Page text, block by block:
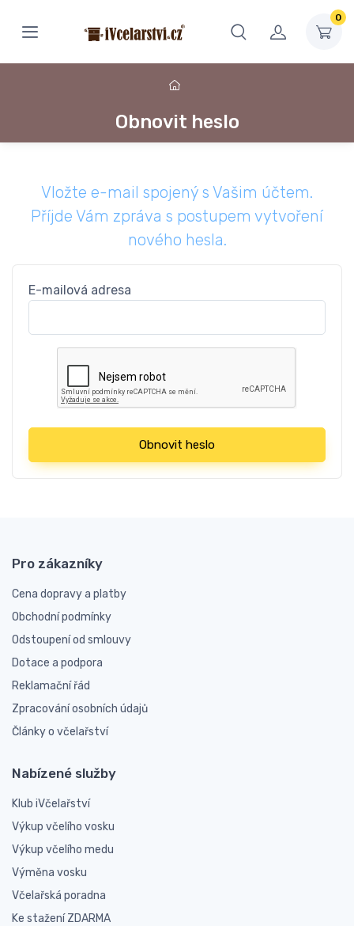
0
Obnovit heslo
Vložte e-mail spojený s Vašim účtem.
Příjde Vám zpráva s postupem vytvoření
nového hesla.
E-mailová adresa
Obnovit heslo
Pro zákazníky
Cena dopravy a platby
Obchodní podmínky
Odstoupení od smlouvy
Dotace a podpora
Reklamační řád
Zpracování osobních údajů
Články o včelařství
Nabízené služby
Klub iVčelařství
Výkup včelího vosku
Výkup včelího medu
Výměna vosku
Včelařská poradna
Ke stažení ZDARMA